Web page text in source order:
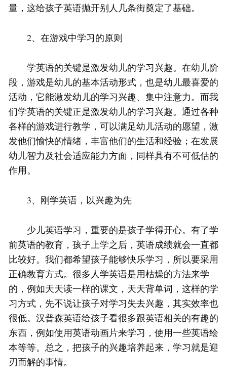
量，这给孩子英语抛开别人几条街奠定了基础。
2、在游戏中学习的原则
学英语的关键是激发幼儿的学习兴趣。在幼儿阶
段，游戏是幼儿的基本活动形式，也是幼儿最喜爱的
活动，它能激发幼儿的学习兴趣、集中注意力。而我
们学英语的关键正是激发幼儿的学习兴趣。通过各种
各样的游戏进行教学，可以满足幼儿活动的愿望，激
发他们愉快的情绪，丰富他们的生活和经验；在发展
幼儿智力及社会适应能力方面，同样具有不可低估的
作用。
3、刚学英语，以兴趣为先
少儿英语学习，重要的是孩子学得开心。有了学
前英语的教育，孩子上学之后，英语成绩就会一直都
比较好。我们都希望孩子能够快乐学习，所以要采用
正确教育方式。很多人学英语是用枯燥的方法来学
的，例如天天读一样的课文，天天背单词，这样的学
习方式，先不说让孩子对学习失去兴趣，其实效率也
很低。汉普森英语给孩子看很多跟英语相关的有趣的
东西，例如使用英语动画片来学习，使用一些英语绘
本等等。总之，把孩子的兴趣培养起来，学习就是迎
刃而解的事情。